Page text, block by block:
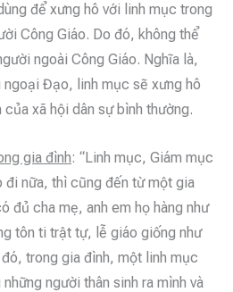
để xưng hô với linh mục trong
Công Giáo. Do đó, không thể
ngoài Công Giáo. Nghĩa là,
Đạo, linh mục sẽ xưng hô
xã hội dân sự bình thường.
gia đình: “Linh mục, Giám mục
đi nữa, thì cũng đến từ một gia
đủ cha mẹ, anh em họ hàng như
tôn ti trật tự, lễ giáo giống như
trong gia đình, một linh mục
người thân sinh ra mình và